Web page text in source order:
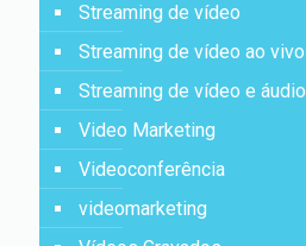
Streaming de vídeo
Streaming de vídeo ao vivo
Streaming de vídeo e áudio
Video Marketing
Videoconferência
videomarketing